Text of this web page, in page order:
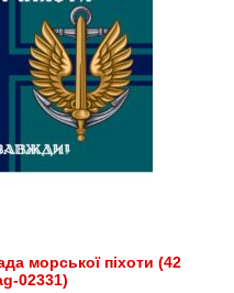
морської піхоти (42
02331)